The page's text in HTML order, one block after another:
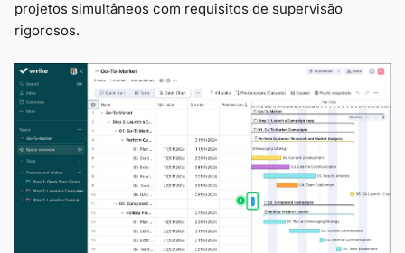
projetos simultâneos com requisitos de supervisão
rigorosos.